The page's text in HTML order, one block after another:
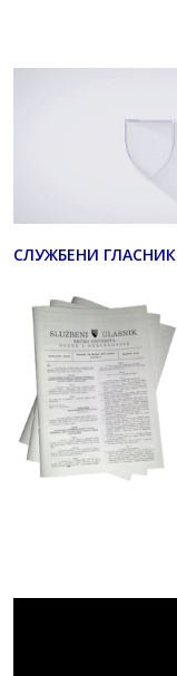
СЛУЖБЕНИ ГЛАСНИК